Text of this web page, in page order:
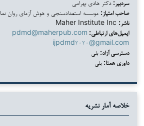
سردبیر: دکتر هادی بهرامی
صاحب امتیاز: موسسه استعدادسنجی و هوش آزمای روان نما
ناشر:
ایمیل‌های ارتباطی: pdmd@maherpub.com
ijpdmd۲۰۲۰@gmail.com
دسترسی آزاد: بلی
داوری همتا: بلی
خلاصه آمار نشریه